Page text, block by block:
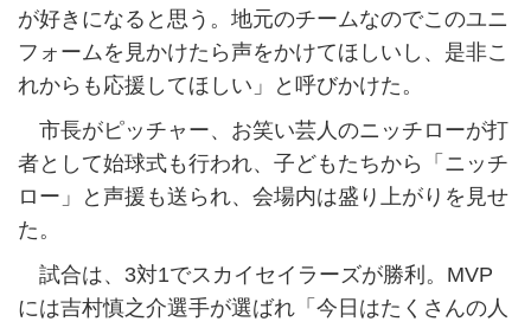
が好きになると思う。地元のチームなのでこのユニ
フォームを見かけたら声をかけてほしいし、是非こ
れからも応援してほしい」と呼びかけた。
市長がピッチャー、お笑い芸人のニッチローが打
者として始球式も行われ、子どもたちから「ニッチ
ロー」と声援も送られ、会場内は盛り上がりを見せ
た。
試合は、3対1でスカイセイラーズが勝利。MVP
には吉村慎之介選手が選ばれ「今日はたくさんの人